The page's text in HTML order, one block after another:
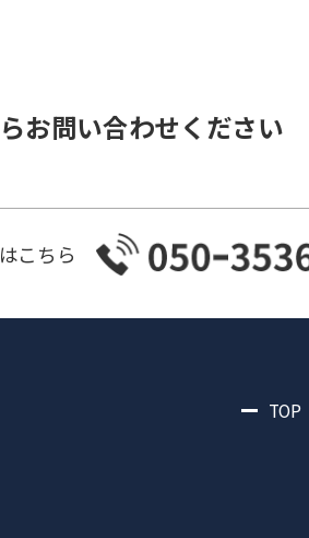
お問い合わせください
こちら
TOP